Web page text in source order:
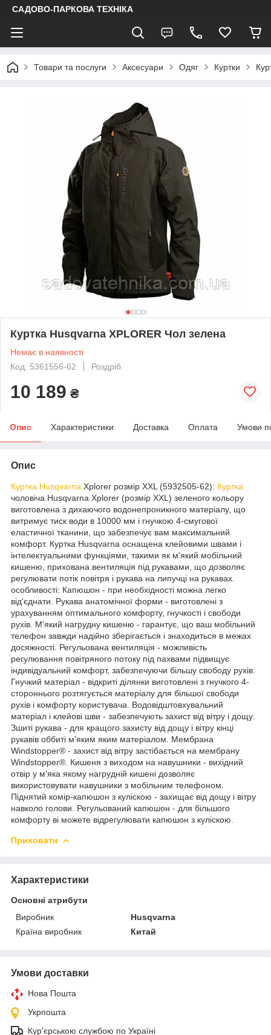
САДОВО-ПАРКОВА ТЕХНІКА
Товари та послуги Аксесуари Одяг Куртки
Куртка Husqvarna XPLORER Чол зелена
Немає в наявності
Код: 5361556-62
Роздріб
10 189 ₴
Опис Характеристики Доставка Оплата Умови
Опис
Куртка Husqvarna Xplorer розмір XXL (5932505-62): Куртка
чоловіча Husqvarna Xplorer (розмір XXL) зеленого кольору
виготовлена з дихаючого водонепроникного матеріалу, що
витримує тиск води в 10000 мм і гнучкою 4-смугової
еластичної тканини, що забезпечує вам максимальний
комфорт. Куртка Husqvarna оснащена клейовими швами і
інтелектуальними функціями, такими як м'який мобільний
кишеню, прихована вентиляція під рукавами, що дозволяє
регулювати потік повітря і рукава на липучці на рукавах.
особливості: Капюшон - при необхідності можна легко
від'єднати. Рукава анатомічної форми - виготовлені з
урахуванням оптимального комфорту, гнучкості і свободи
рухів. М'який нагрудну кишеню - гарантує, що ваш мобільний
телефон завжди надійно зберігається і знаходиться в межах
досяжності. Регульована вентиляція - можливість
регулювання повітряного потоку під пахвами підвищує
індивідуальний комфорт, забезпечуючи більшу свободу рухів.
Гнучкий матеріал - відкриті ділянки виготовлені з гнучкого 4-
стороннього розтягується матеріалу для більшої свободи
рухів і комфорту користувача. Водовідштовхувальний
матеріал і клейові шви - забезпечують захист від вітру і дощу.
Зшиті рукава - для кращого захисту від дощу і вітру кінці
рукавів оббиті м'яким яким матеріалом. Мембрана
Windstopper® - захист від вітру застібається на мембрану
Windstopper®. Кишеня з виходом на навушники - вихідний
отвір у м'яка якому нагрудній кишені дозволяє
використовувати навушники з мобільним телефоном.
Піднятий комір-капюшон з куліскою - захищає від дощу і вітру
навколо голови. Регульований капюшон - для більшого
комфорту ві можете відрегулювати капюшон з куліскою.
Приховати
Характеристики
Основні атрибути
Виробник
Husqvarna
Країна виробник
Китай
Умови доставки
Нова Пошта
Укрпошта
Кур'єрською службою по Україні